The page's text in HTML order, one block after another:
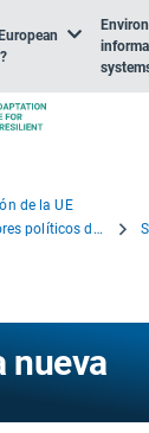
de la UE
Adaptación en los sectores políticos de la UE
nueva